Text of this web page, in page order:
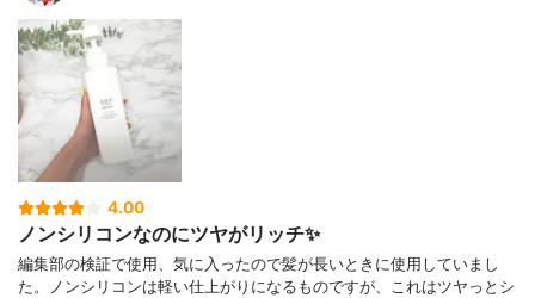
4.00
ノンシリコンなのにツヤがリッチ✨
編集部の検証で使用、気に入ったので髪が長いときに使用していまし
た。ノンシリコンは軽い仕上がりになるものですが、これはツヤっとシ